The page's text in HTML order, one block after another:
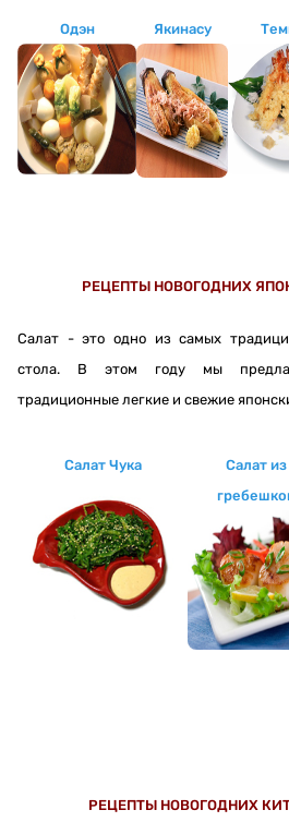
Одэн Якинасу
РЕЦЕПТЫ НОВОГОДНИХ
Салат - это одно из самых
стола. В этом году мы
традиционные легкие и свежие
Салат Чука
Салат из
РЕЦЕПТЫ НОВОГОДНИХ